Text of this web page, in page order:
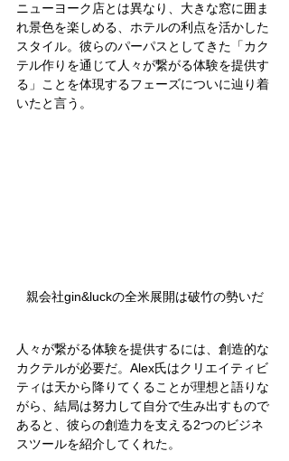
ニューヨーク店とは異なり、大きな窓に囲ま
れ景色を楽しめる、ホテルの利点を活かした
スタイル。彼らのパーパスとしてきた「カク
テル作りを通じて人々が繋がる体験を提供す
る」ことを体現するフェーズについに辿り着
いたと言う。
親会社gin&luckの全米展開は破竹の勢いだ
人々が繋がる体験を提供するには、創造的な
カクテルが必要だ。Alex氏はクリエイティビ
ティは天から降りてくることが理想と語りな
がら、結局は努力して自分で生み出すもので
あると、彼らの創造力を支える2つのビジネ
スツールを紹介してくれた。